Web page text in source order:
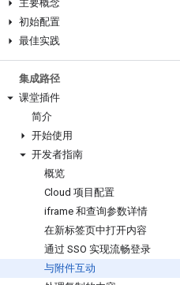
主要概念
初始配置
最佳实践
集成路径
课堂插件
简介
开始使用
开发者指南
概览
Cloud 项目配置
iframe 和查询参数详情
在新标签页中打开内容
通过 SSO 实现流畅登录
与附件互动